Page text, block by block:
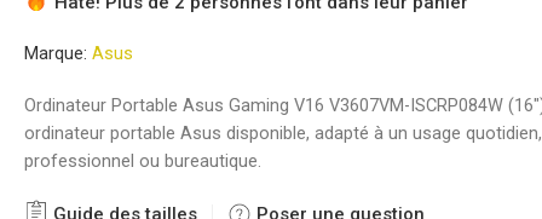
Marque: Asus
Ordinateur Portable Asus Gaming V16 V3607VM-ISCRP084W
ordinateur portable Asus disponible, adapté à un usage quotidien,
professionnel ou bureautique.
Guide des tailles Poser une question